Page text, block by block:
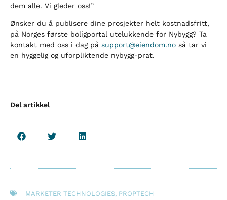
dem alle. Vi gleder oss!”
Ønsker du å publisere dine prosjekter helt kostnadsfritt,
på Norges første boligportal utelukkende for Nybygg? Ta
kontakt med oss i dag på support@eiendom.no så tar vi
en hyggelig og uforpliktende nybygg-prat.
Del artikkel
MARKETER TECHNOLOGIES, PROPTECH